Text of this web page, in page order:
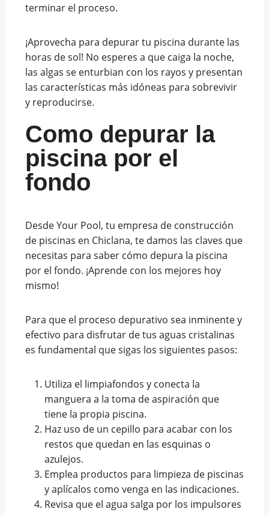
terminar el proceso.
¡Aprovecha para depurar tu piscina durante las
horas de sol! No esperes a que caiga la noche,
las algas se enturbian con los rayos y presentan
las características más idóneas para sobrevivir
y reproducirse.
Como depurar la
piscina por el
fondo
Desde Your Pool, tu empresa de construcción
de piscinas en Chiclana, te damos las claves que
necesitas para saber cómo depura la piscina
por el fondo. ¡Aprende con los mejores hoy
mismo!
Para que el proceso depurativo sea inminente y
efectivo para disfrutar de tus aguas cristalinas
es fundamental que sigas los siguientes pasos:
Utiliza el limpiafondos y conecta la
manguera a la toma de aspiración que
tiene la propia piscina.
Haz uso de un cepillo para acabar con los
restos que quedan en las esquinas o
azulejos.
Emplea productos para limpieza de piscinas
y aplícalos como venga en las indicaciones.
Revisa que el agua salga por los impulsores